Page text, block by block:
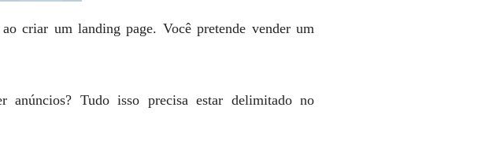
criar um landing page. Você pretende vender um
anúncios? Tudo isso precisa estar delimitado no